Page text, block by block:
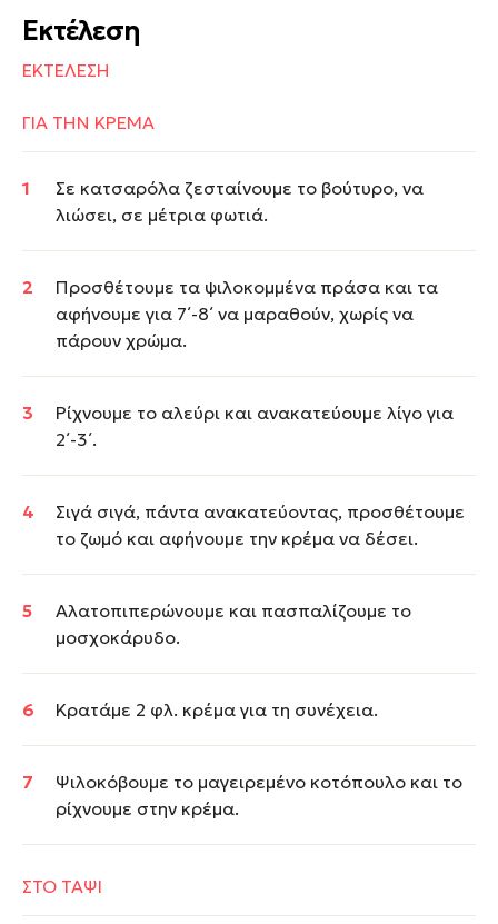
Εκτέλεση
ΕΚΤΕΛΕΣΗ
ΓΙΑ ΤΗΝ ΚΡΕΜΑ
Σε κατσαρόλα ζεσταίνουμε το βούτυρο, να
λιώσει, σε μέτρια φωτιά.
Προσθέτουμε τα ψιλοκομμένα πράσα και τα
αφήνουμε για 7΄-8΄ να μαραθούν, χωρίς να
πάρουν χρώμα.
Ρίχνουμε το αλεύρι και ανακατεύουμε λίγο για
2΄-3΄.
Σιγά σιγά, πάντα ανακατεύοντας, προσθέτουμε
το ζωμό και αφήνουμε την κρέμα να δέσει.
Αλατοπιπερώνουμε και πασπαλίζουμε το
μοσχοκάρυδο.
Κρατάμε 2 φλ. κρέμα για τη συνέχεια.
Ψιλοκόβουμε το μαγειρεμένο κοτόπουλο και το
ρίχνουμε στην κρέμα.
ΣΤΟ ΤΑΨΙ